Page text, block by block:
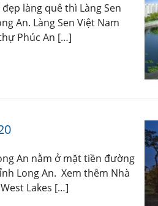
làng quê thì Làng Sen
An. Làng Sen Việt Nam
Phúc An […]
An nằm ở mặt tiền đường
Long An. Xem thêm Nhà
Lakes […]